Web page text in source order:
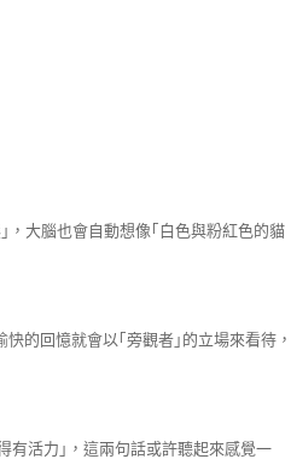
，大腦也會自動想像｢白色與粉紅色的貓
的回憶就會以｢旁觀者｣的立場來看待，
有活力｣，這兩句話或許聽起來感覺一